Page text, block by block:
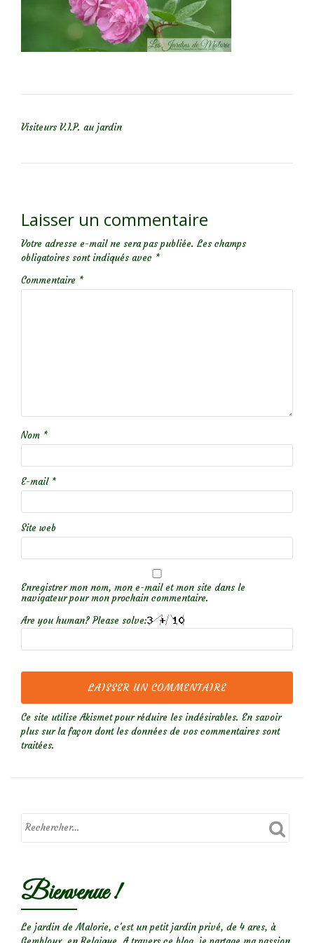
Visiteurs V.I.P. au jardin
Laisser un commentaire
Votre adresse e-mail ne sera pas publiée. Les champs
obligatoires sont indiqués avec *
Commentaire *
Nom *
E-mail *
Site web
Enregistrer mon nom, mon e-mail et mon site dans le
navigateur pour mon prochain commentaire.
Are you human? Please solve:
Ce site utilise Akismet pour réduire les indésirables. En savoir
plus sur la façon dont les données de vos commentaires sont
traitées.
Bienvenue !
Le jardin de Malorie, c'est un petit jardin privé, de 4 ares, à